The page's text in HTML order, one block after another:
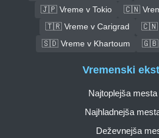
🇯🇵 Vreme v Tokio
🇨🇳
🇹🇷 Vreme v Carigrad
🇨🇳
🇸🇩 Vreme v Khartoum
🇬🇧
Vremenski
Najtoplejša
Najhladnejša
Deževnejša